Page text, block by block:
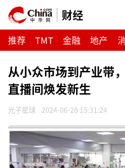
财经
推荐 TMT 金融 地产
从小众市场到产业带
直播间焕发新生
光子星球 2024-06-28 15:31:24